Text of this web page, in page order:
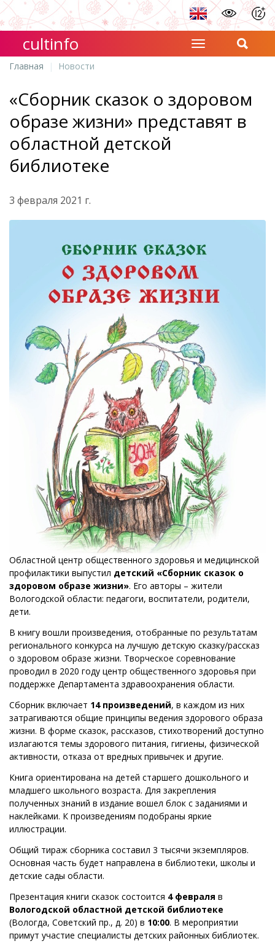
cultinfo
Главная Новости
«Сборник сказок о здоровом
образе жизни» представят в
областной детской
библиотеке
3 февраля 2021 г.
Областной центр общественного здоровья и медицинской
профилактики выпустил детский «Сборник сказок о
здоровом образе жизни». Его авторы – жители
Вологодской области: педагоги, воспитатели, родители,
дети.
В книгу вошли произведения, отобранные по результатам
регионального конкурса на лучшую детскую сказку/рассказ
о здоровом образе жизни. Творческое соревнование
проводил в 2020 году центр общественного здоровья при
поддержке Департамента здравоохранения области.
Сборник включает 14 произведений, в каждом из них
затрагиваются общие принципы ведения здорового образа
жизни. В форме сказок, рассказов, стихотворений доступно
излагаются темы здорового питания, гигиены, физической
активности, отказа от вредных привычек и другие.
Книга ориентирована на детей старшего дошкольного и
младшего школьного возраста. Для закрепления
полученных знаний в издание вошел блок с заданиями и
наклейками. К произведениям подобраны яркие
иллюстрации.
Общий тираж сборника составил 3 тысячи экземпляров.
Основная часть будет направлена в библиотеки, школы и
детские сады области.
Презентация книги сказок состоится 4 февраля в
Вологодской областной детской библиотеке
(Вологда, Советский пр., д. 20) в 10:00. В мероприятии
примут участие специалисты детских районных библиотек.